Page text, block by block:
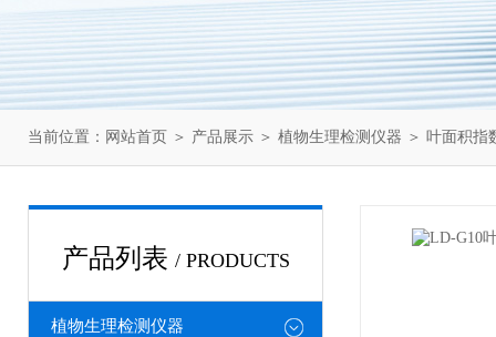
当前位置： 网站首页 ＞ 产品展示 ＞ 植物生理检测仪器 ＞ 叶面积指
产品列表 / PRODUCTS
植物生理检测仪器